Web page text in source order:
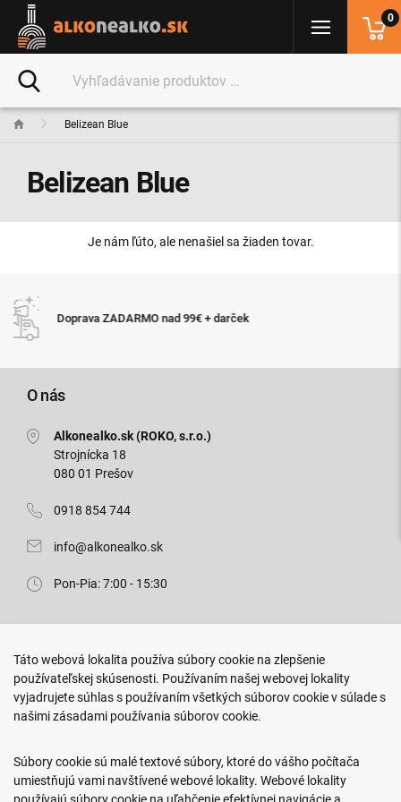
Belizean Blue
Belizean Blue
Je nám ľúto, ale nenašiel sa žiaden tovar.
Expresné doručenie tovaru do 24
11:00
O nás
Alkonealko.sk (ROKO, s.r.o.)
Strojnícka 18
080 01 Prešov
0918 854 744
info@alkonealko.sk
Pon-Pia: 7:00 - 15:30
Arm. gen. Svobodu 23/A
080 01 Prešov
0917 466 578
sekcovpredajna@doroka.sk
Pon-Ned: 9:00 - 20:00
0
Táto webová lokalita používa súbory cookie na zlepšenie
používateľskej skúsenosti. Používaním našej webovej lokality
vyjadrujete súhlas s používaním všetkých súborov cookie v súlade s
našimi zásadami používania súborov cookie.
Súbory cookie sú malé textové súbory, ktoré do vášho počítača
umiestňujú vami navštívené webové lokality. Webové lokality
používajú súbory cookie na uľahčenie efektívnej navigácie a